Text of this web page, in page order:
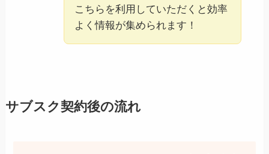
こちらを利用していただくと効率
よく情報が集められます！
サブスク契約後の流れ